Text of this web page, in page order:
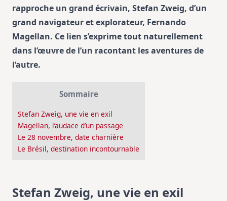
rapproche un grand écrivain, Stefan Zweig, d’un
grand navigateur et explorateur, Fernando
Magellan. Ce lien s’exprime tout naturellement
dans l’œuvre de l’un racontant les aventures de
l’autre.
Sommaire
Stefan Zweig, une vie en exil
Magellan, l’audace d’un passage
Le 28 novembre, date charnière
Le Brésil, destination incontournable
Stefan Zweig, une vie en exil